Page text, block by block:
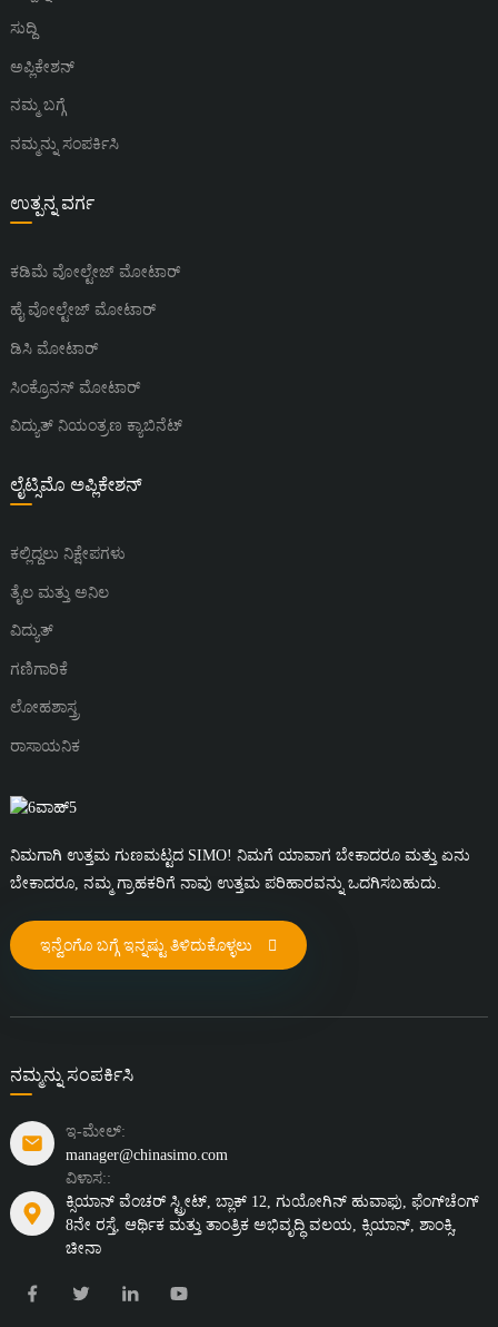
ಸುದ್ದಿ
ಅಪ್ಲಿಕೇಶನ್
ನಮ್ಮ ಬಗ್ಗೆ
ನಮ್ಮನ್ನು ಸಂಪರ್ಕಿಸಿ
ಉತ್ಪನ್ನ ವರ್ಗ
ಕಡಿಮೆ ವೋಲ್ಟೇಜ್ ಮೋಟಾರ್
ಹೈ ವೋಲ್ಟೇಜ್ ಮೋಟಾರ್
ಡಿಸಿ ಮೋಟಾರ್
ಸಿಂಕ್ರೊನಸ್ ಮೋಟಾರ್
ವಿದ್ಯುತ್ ನಿಯಂತ್ರಣ ಕ್ಯಾಬಿನೆಟ್
ಲೈಟ್ಸಿಮೊ ಅಪ್ಲಿಕೇಶನ್
ಕಲ್ಲಿದ್ದಲು ನಿಕ್ಷೇಪಗಳು
ತೈಲ ಮತ್ತು ಅನಿಲ
ವಿದ್ಯುತ್
ಗಣಿಗಾರಿಕೆ
ಲೋಹಶಾಸ್ತ್ರ
ರಾಸಾಯನಿಕ
ನಿಮಗಾಗಿ ಉತ್ತಮ ಗುಣಮಟ್ಟದ SIMO! ನಿಮಗೆ ಯಾವಾಗ ಬೇಕಾದರೂ ಮತ್ತು ಏನು
ಬೇಕಾದರೂ, ನಮ್ಮ ಗ್ರಾಹಕರಿಗೆ ನಾವು ಉತ್ತಮ ಪರಿಹಾರವನ್ನು ಒದಗಿಸಬಹುದು.
ಇನ್ವೆಂಗೊ ಬಗ್ಗೆ ಇನ್ನಷ್ಟು ತಿಳಿದುಕೊಳ್ಳಲು
ನಮ್ಮನ್ನು ಸಂಪರ್ಕಿಸಿ
ಇ-ಮೇಲ್:
manager@chinasimo.com
ವಿಳಾಸ::
ಕ್ಸಿಯಾನ್ ವೆಂಚರ್ ಸ್ಟ್ರೀಟ್, ಬ್ಲಾಕ್ 12, ಗುಯೋಗಿನ್ ಹುವಾಫು, ಫೆಂಗ್‌ಚೆಂಗ್
8ನೇ ರಸ್ತೆ, ಆರ್ಥಿಕ ಮತ್ತು ತಾಂತ್ರಿಕ ಅಭಿವೃದ್ಧಿ ವಲಯ, ಕ್ಸಿಯಾನ್, ಶಾಂಕ್ಸಿ,
ಚೀನಾ